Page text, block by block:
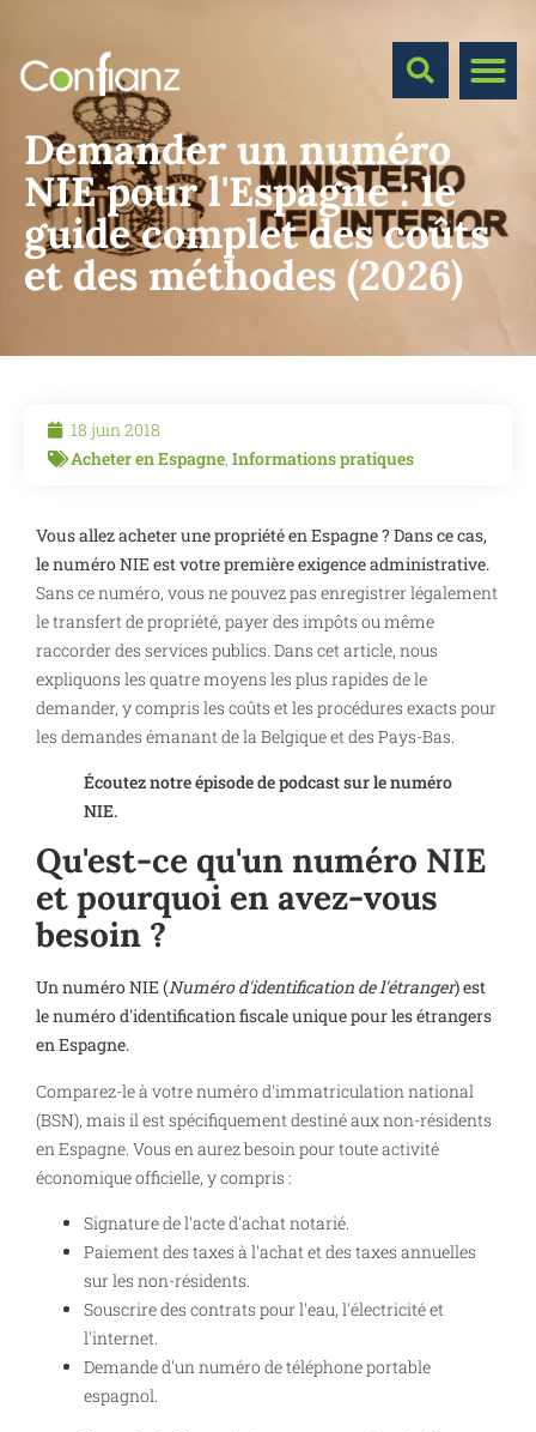
Demander un numéro
NIE pour l'Espagne : le
guide complet des coûts
et des méthodes (2026)
18 juin 2018
Acheter en Espagne, Informations pratiques
Vous allez acheter une propriété en Espagne ? Dans ce cas,
le numéro NIE est votre première exigence administrative.
Sans ce numéro, vous ne pouvez pas enregistrer légalement
le transfert de propriété, payer des impôts ou même
raccorder des services publics. Dans cet article, nous
expliquons les quatre moyens les plus rapides de le
demander, y compris les coûts et les procédures exacts pour
les demandes émanant de la Belgique et des Pays-Bas.
Écoutez notre épisode de podcast sur le numéro
NIE.
Qu'est-ce qu'un numéro NIE
et pourquoi en avez-vous
besoin ?
Un numéro NIE (Numéro d'identification de l'étranger) est
le numéro d'identification fiscale unique pour les étrangers
en Espagne.
Comparez-le à votre numéro d'immatriculation national
(BSN), mais il est spécifiquement destiné aux non-résidents
en Espagne. Vous en aurez besoin pour toute activité
économique officielle, y compris :
Signature de l'acte d'achat notarié.
Paiement des taxes à l'achat et des taxes annuelles
sur les non-résidents.
Souscrire des contrats pour l'eau, l'électricité et
l'internet.
Demande d'un numéro de téléphone portable
espagnol.